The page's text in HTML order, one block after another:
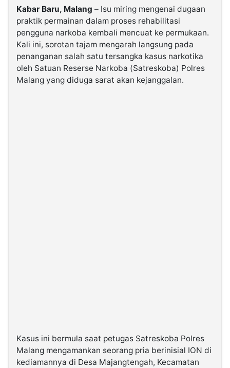
Kabarbaru.co
2026
Kabarbaru
Kabar Baru, Malang – Isu miring mengenai dugaan
praktik permainan dalam proses rehabilitasi
pengguna narkoba kembali mencuat ke permukaan.
Kali ini, sorotan tajam mengarah langsung pada
penanganan salah satu tersangka kasus narkotika
oleh Satuan Reserse Narkoba (Satreskoba) Polres
Malang yang diduga sarat akan kejanggalan.
Kasus ini bermula saat petugas Satreskoba Polres
Malang mengamankan seorang pria berinisial ION di
kediamannya di Desa Majangtengah, Kecamatan